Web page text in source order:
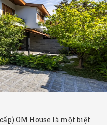
OM House là một biệt